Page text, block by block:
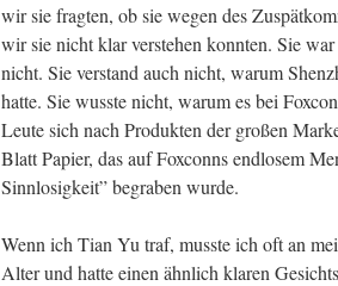
wir sie fragten, ob sie wegen des
wir sie nicht klar verstehen konnten. Sie
nicht. Sie verstand auch nicht, warum
hatte. Sie wusste nicht, warum es bei
Leute sich nach Produkten der großen
Blatt Papier, das auf Foxconns endlosem
Sinnlosigkeit” begraben wurde.
Wenn ich Tian Yu traf, musste ich oft an
Alter und hatte einen ähnlich klaren